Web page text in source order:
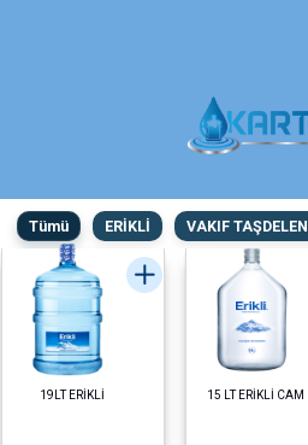
Tümü ERİKLİ VAKIF TAŞDELEN
19LT ERİKLİ 15 LT ERİKLİ CAM